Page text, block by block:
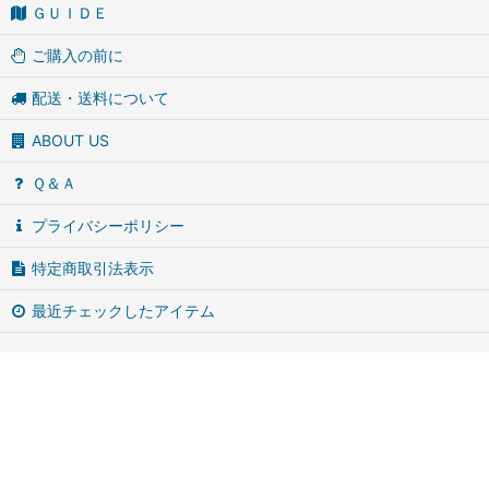
ＧＵＩＤＥ
ご購入の前に
配送・送料について
ABOUT US
Ｑ＆Ａ
プライバシーポリシー
特定商取引法表示
最近チェックしたアイテム